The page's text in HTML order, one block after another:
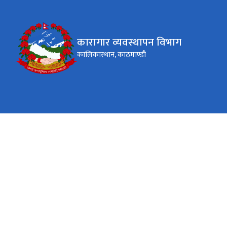
कारागार व्यवस्थापन विभाग
कालिकास्थान, काठमाण्डौ